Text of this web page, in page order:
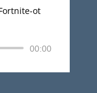
ot
00:00